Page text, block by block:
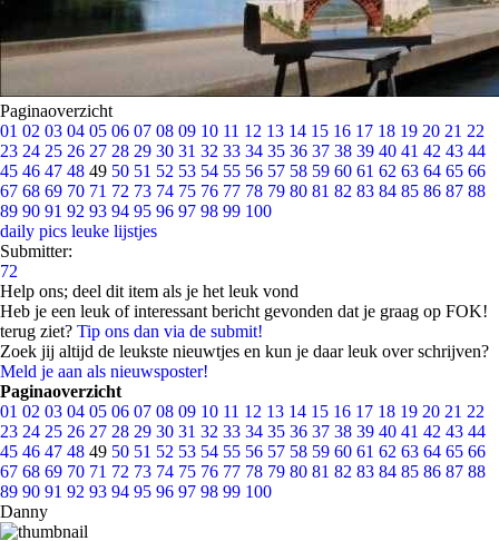
Paginaoverzicht
01 02 03 04 05 06 07 08 09 10 11 12 13 14 15 16 17 18 19 20 21 22
23 24 25 26 27 28 29 30 31 32 33 34 35 36 37 38 39 40 41 42 43 44
45 46 47 48 49 50 51 52 53 54 55 56 57 58 59 60 61 62 63 64 65 66
67 68 69 70 71 72 73 74 75 76 77 78 79 80 81 82 83 84 85 86 87 88
89 90 91 92 93 94 95 96 97 98 99 100
daily pics leuke lijstjes
Submitter:
72
Help ons; deel dit item als je het leuk vond
Heb je een leuk of interessant bericht gevonden dat je graag op FOK!
terug ziet? Tip ons dan via de submit!
Zoek jij altijd de leukste nieuwtjes en kun je daar leuk over schrijven?
Meld je aan als nieuwsposter!
Paginaoverzicht
01 02 03 04 05 06 07 08 09 10 11 12 13 14 15 16 17 18 19 20 21 22
23 24 25 26 27 28 29 30 31 32 33 34 35 36 37 38 39 40 41 42 43 44
45 46 47 48 49 50 51 52 53 54 55 56 57 58 59 60 61 62 63 64 65 66
67 68 69 70 71 72 73 74 75 76 77 78 79 80 81 82 83 84 85 86 87 88
89 90 91 92 93 94 95 96 97 98 99 100
Danny